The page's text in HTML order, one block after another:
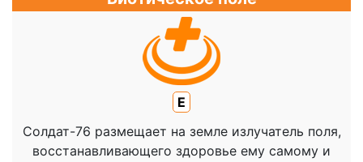
E
Солдат-76 размещает на земле излучатель поля,
восстанавливающего здоровье ему самому и